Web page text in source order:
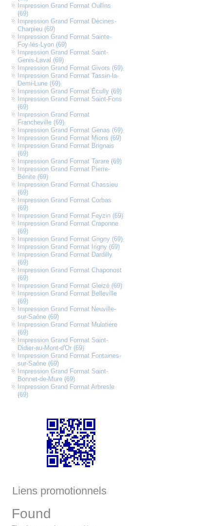
Impression Grand Format Oullins
(69)
Impression Grand Format Décines-
Charpieu (69)
Impression Grand Format Sainte-
Foy-lès-Lyon (69)
Impression Grand Format Saint-
Genis-Laval (69)
Impression Grand Format Givors (69)
Impression Grand Format Tassin-la-
Demi-Lune (69)
Impression Grand Format Écully (69)
Impression Grand Format Saint-Fons
(69)
Impression Grand Format
Francheville (69)
Impression Grand Format Genas (69)
Impression Grand Format Mions (69)
Impression Grand Format Brignais
(69)
Impression Grand Format Tarare (69)
Impression Grand Format Pierre-
Bénite (69)
Impression Grand Format Chassieu
(69)
Impression Grand Format Corbas
(69)
Impression Grand Format Feyzin (69)
Impression Grand Format Craponne
(69)
Impression Grand Format Grigny (69)
Impression Grand Format Irigny (69)
Impression Grand Format Dardilly
(69)
Impression Grand Format Chaponost
(69)
Impression Grand Format Gleizé (69)
Impression Grand Format Belleville
(69)
Impression Grand Format Neuville-
sur-Saône (69)
Impression Grand Format Mulatière
(69)
Impression Grand Format Saint-
Didier-au-Mont-d'Or (69)
Impression Grand Format Fontaines-
sur-Saône (69)
Impression Grand Format Saint-
Bonnet-de-Mure (69)
Impression Grand Format Arbresle
(69)
Liens promotionnels
Found